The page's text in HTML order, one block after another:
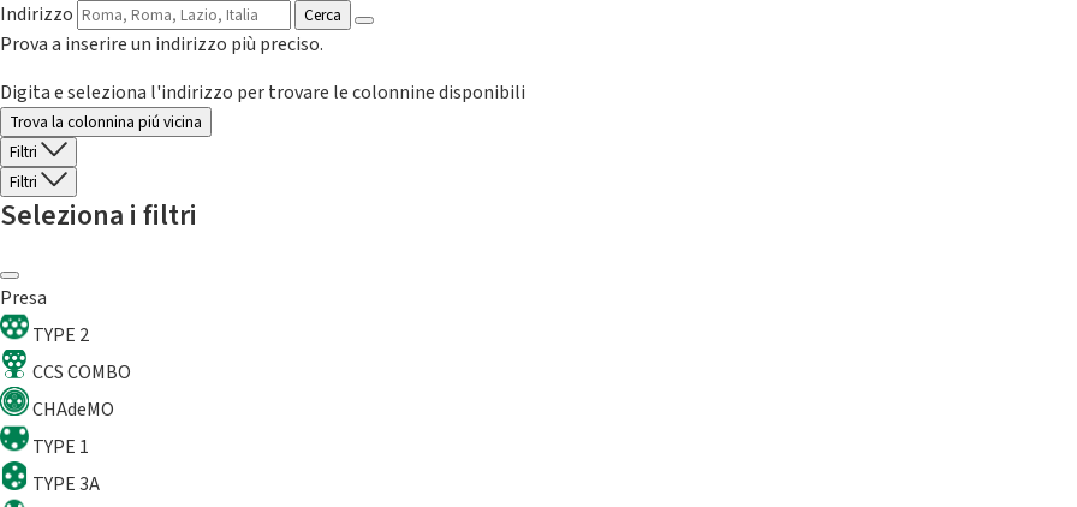
Indirizzo
Cerca
Prova a inserire un indirizzo più preciso.
Digita e seleziona l'indirizzo per trovare le colonnine disponibili
Trova la colonnina piú vicina
Filtri
Filtri
Seleziona i filtri
Presa
TYPE 2
CCS COMBO
CHAdeMO
TYPE 1
TYPE 3A